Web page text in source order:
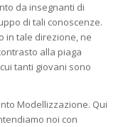
da insegnanti di
di tali conoscenze.
in tale direzione, ne
alla piaga
tanti giovani sono
Modellizzazione. Qui
noi con